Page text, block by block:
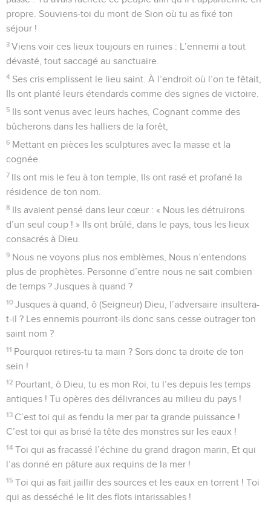
propre. Souviens-toi du mont de Sion où tu as fixé ton
séjour !
3 Viens voir ces lieux toujours en ruines : L’ennemi a tout
dévasté, tout saccagé au sanctuaire.
4 Ses cris emplissent le lieu saint. À l’endroit où l’on te fêtait,
Ils ont planté leurs étendards comme des signes de victoire.
5 Ils sont venus avec leurs haches, Cognant comme des
bûcherons dans les halliers de la forêt,
6 Mettant en pièces les sculptures avec la masse et la
cognée.
7 Ils ont mis le feu à ton temple, Ils ont rasé et profané la
résidence de ton nom.
8 Ils avaient pensé dans leur cœur : « Nous les détruirons
d’un seul coup ! » Ils ont brûlé, dans le pays, tous les lieux
consacrés à Dieu.
9 Nous ne voyons plus nos emblèmes, Nous n’entendons
plus de prophètes. Personne d’entre nous ne sait combien
de temps ? Jusques à quand ?
10 Jusques à quand, ô (Seigneur) Dieu, l’adversaire insultera-
t-il ? Les ennemis pourront-ils donc sans cesse outrager ton
saint nom ?
11 Pourquoi retires-tu ta main ? Sors donc ta droite de ton
sein !
12 Pourtant, ô Dieu, tu es mon Roi, tu l’es depuis les temps
antiques ! Tu opères des délivrances au milieu du pays !
13 C’est toi qui as fendu la mer par ta grande puissance !
C’est toi qui as brisé la tête des monstres sur les eaux !
14 Toi qui as fracassé l’échine du grand dragon marin, Et qui
l’as donné en pâture aux requins de la mer !
15 Toi qui as fait jaillir des sources et les eaux en torrent ! Toi
qui as desséché le lit des flots intarissables !